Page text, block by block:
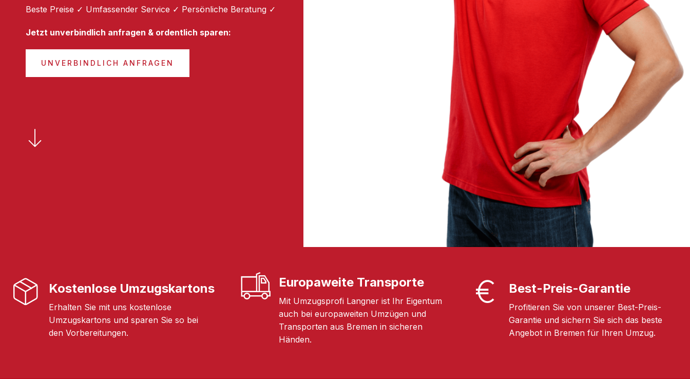
Beste Preise ✓ Umfassender Service ✓ Persönliche Beratung ✓
Jetzt unverbindlich anfragen & ordentlich sparen:
UNVERBINDLICH ANFRAGEN
Kostenlose Umzugskartons
Erhalten Sie mit uns kostenlose
Umzugskartons und sparen Sie so bei
den Vorbereitungen.
Europaweite Transporte
Mit Umzugsprofi Langner ist Ihr Eigentum
auch bei europaweiten Umzügen und
Transporten aus Bremen in sicheren
Händen.
Best-Preis-Garantie
Profitieren Sie von unserer Best-Preis-
Garantie und sichern Sie sich das beste
Angebot in Bremen für Ihren Umzug.